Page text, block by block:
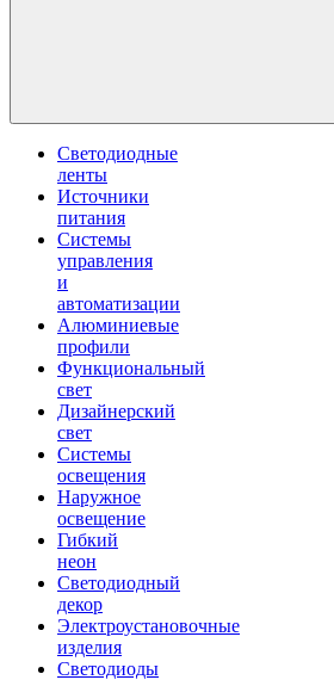
Светодиодные
ленты
Источники
питания
Системы
управления
и
автоматизации
Алюминиевые
профили
Функциональный
свет
Дизайнерский
свет
Системы
освещения
Наружное
освещение
Гибкий
неон
Светодиодный
декор
Электроустановочные
изделия
Светодиоды